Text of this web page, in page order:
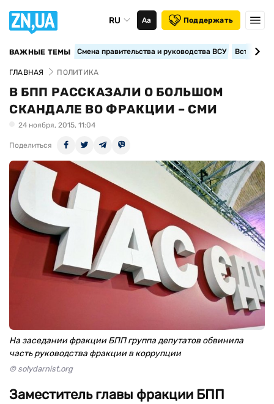
RU Аа Поддержать
ВАЖНЫЕ ТЕМЫ Смена правительства и руководства ВСУ
ГЛАВНАЯ ПОЛИТИКА
В БПП РАССКАЗАЛИ О БОЛЬШОМ
СКАНДАЛЕ ВО ФРАКЦИИ – СМИ
24 ноября, 2015, 11:04
Поделиться
На заседании фракции БПП группа депутатов обвинила
часть руководства фракции в коррупции
© solydarnist.org
Заместитель главы фракции БПП